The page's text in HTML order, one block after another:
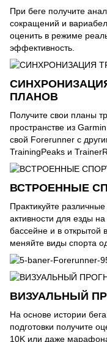
При беге получите
сокращений и
оценить в режиме
эффективность.
ПЛАНОВ
Получите свои планы
пространстве из
свой Forerunner с
TrainingPeaks и
ВСТРОЕННЫЕ
Практикуйте
активности для езды
бассейне и в открытой
меняйте виды спорта
ВИЗУАЛЬНЫЙ
На основе истории
подготовки получите
10K или даже